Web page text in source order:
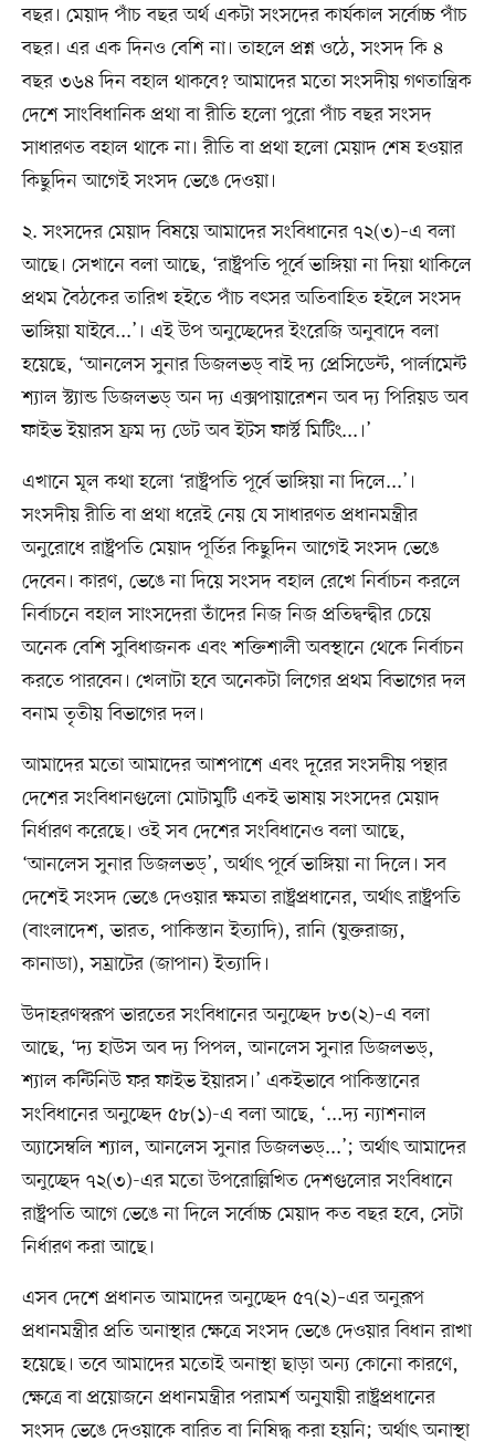
বছর। মেয়াদ পাঁচ বছর অর্থ একটা সংসদের কার্যকাল সর্বোচ্চ পাঁচ
বছর। এর এক দিনও বেশি না। তাহলে প্রশ্ন ওঠে, সংসদ কি ৪
বছর ৩৬৪ দিন বহাল থাকবে? আমাদের মতো সংসদীয় গণতান্ত্রিক
দেশে সাংবিধানিক প্রথা বা রীতি হলো পুরো পাঁচ বছর সংসদ
সাধারণত বহাল থাকে না। রীতি বা প্রথা হলো মেয়াদ শেষ হওয়ার
কিছুদিন আগেই সংসদ ভেঙে দেওয়া।
২. সংসদের মেয়াদ বিষয়ে আমাদের সংবিধানের ৭২(৩)–এ বলা
আছে। সেখানে বলা আছে, ‘রাষ্ট্রপতি পূর্বে ভাঙ্গিয়া না দিয়া থাকিলে
প্রথম বৈঠকের তারিখ হইতে পাঁচ বৎসর অতিবাহিত হইলে সংসদ
ভাঙ্গিয়া যাইবে...’। এই উপ অনুচ্ছেদের ইংরেজি অনুবাদে বলা
হয়েছে, ‘আনলেস সুনার ডিজলভড্ বাই দ্য প্রেসিডেন্ট, পার্লামেন্ট
শ্যাল স্ট্যান্ড ডিজলভড্ অন দ্য এক্সপায়ারেশন অব দ্য পিরিয়ড অব
ফাইভ ইয়ারস ফ্রম দ্য ডেট অব ইটস ফার্স্ট মিটিং...।’
এখানে মূল কথা হলো ‘রাষ্ট্রপতি পূর্বে ভাঙ্গিয়া না দিলে...’।
সংসদীয় রীতি বা প্রথা ধরেই নেয় যে সাধারণত প্রধানমন্ত্রীর
অনুরোধে রাষ্ট্রপতি মেয়াদ পূর্তির কিছুদিন আগেই সংসদ ভেঙে
দেবেন। কারণ, ভেঙে না দিয়ে সংসদ বহাল রেখে নির্বাচন করলে
নির্বাচনে বহাল সাংসদেরা তাঁদের নিজ নিজ প্রতিদ্বন্দ্বীর চেয়ে
অনেক বেশি সুবিধাজনক এবং শক্তিশালী অবস্থানে থেকে নির্বাচন
করতে পারবেন। খেলাটা হবে অনেকটা লিগের প্রথম বিভাগের দল
বনাম তৃতীয় বিভাগের দল।
আমাদের মতো আমাদের আশপাশে এবং দূরের সংসদীয় পন্থার
দেশের সংবিধানগুলো মোটামুটি একই ভাষায় সংসদের মেয়াদ
নির্ধারণ করেছে। ওই সব দেশের সংবিধানেও বলা আছে,
‘আনলেস সুনার ডিজলভড্’, অর্থাৎ পূর্বে ভাঙ্গিয়া না দিলে। সব
দেশেই সংসদ ভেঙে দেওয়ার ক্ষমতা রাষ্ট্রপ্রধানের, অর্থাৎ রাষ্ট্রপতি
(বাংলাদেশ, ভারত, পাকিস্তান ইত্যাদি), রানি (যুক্তরাজ্য,
কানাডা), সম্রাটের (জাপান) ইত্যাদি।
উদাহরণস্বরূপ ভারতের সংবিধানের অনুচ্ছেদ ৮৩(২)–এ বলা
আছে, ‘দ্য হাউস অব দ্য পিপল, আনলেস সুনার ডিজলভড্,
শ্যাল কন্টিনিউ ফর ফাইভ ইয়ারস।’ একইভাবে পাকিস্তানের
সংবিধানের অনুচ্ছেদ ৫৮(১)-এ বলা আছে, ‘...দ্য ন্যাশনাল
অ্যাসেম্বলি শ্যাল, আনলেস সুনার ডিজলভড্...’; অর্থাৎ আমাদের
অনুচ্ছেদ ৭২(৩)-এর মতো উপরোল্লিখিত দেশগুলোর সংবিধানে
রাষ্ট্রপতি আগে ভেঙে না দিলে সর্বোচ্চ মেয়াদ কত বছর হবে, সেটা
নির্ধারণ করা আছে।
এসব দেশে প্রধানত আমাদের অনুচ্ছেদ ৫৭(২)–এর অনুরূপ
প্রধানমন্ত্রীর প্রতি অনাস্থার ক্ষেত্রে সংসদ ভেঙে দেওয়ার বিধান রাখা
হয়েছে। তবে আমাদের মতোই অনাস্থা ছাড়া অন্য কোনো কারণে,
ক্ষেত্রে বা প্রয়োজনে প্রধানমন্ত্রীর পরামর্শ অনুযায়ী রাষ্ট্রপ্রধানের
সংসদ ভেঙে দেওয়াকে বারিত বা নিষিদ্ধ করা হয়নি; অর্থাৎ অনাস্থা